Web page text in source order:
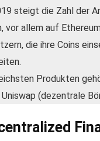
steigt die Zahl der
vor allem auf
die ihre Coins
Produkten
(dezentrale